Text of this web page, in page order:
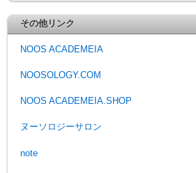
その他リンク
NOOS ACADEMEIA
NOOSOLOGY.COM
NOOS ACADEMEIA.SHOP
ヌーソロジーサロン
note